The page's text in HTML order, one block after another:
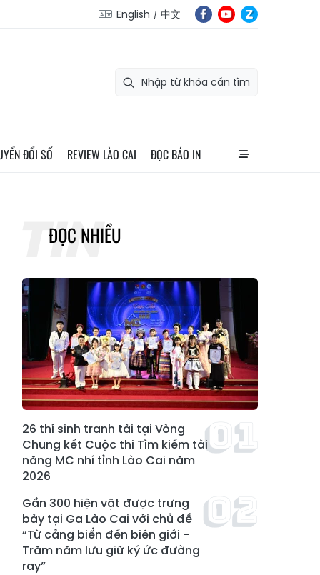
English 中文
ĐỔI SỐ REVIEW LÀO CAI ĐỌC BÁO IN
ĐỌC NHIỀU
26 thí sinh tranh tài tại Vòng
Chung kết Cuộc thi Tìm kiếm tài
năng MC nhí tỉnh Lào Cai năm
2026
Gần 300 hiện vật được trưng
bày tại Ga Lào Cai với chủ đề
“Từ cảng biển đến biên giới -
Trăm năm lưu giữ ký ức đường
ray”